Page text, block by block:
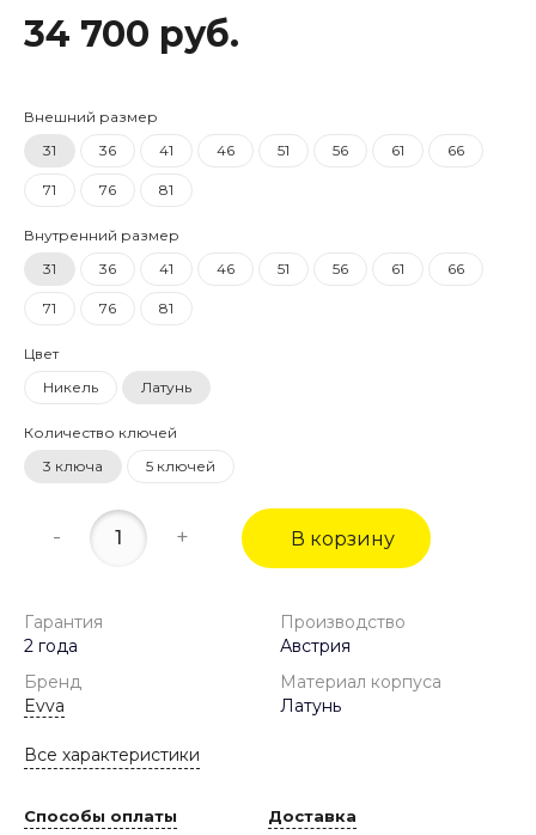
34 700 руб.
Внешний размер
31
36 41 46 51 56 61 66
71 76 81
Внутренний размер
31
36 41 46 51 56 61 66
71 76 81
Цвет
Никель
Латунь
Количество ключей
3 ключа
5 ключей
- + В корзину
Гарантия
2 года
Производство
Австрия
Бренд
Evva
Материал корпуса
Латунь
Все характеристики
Способы оплаты Доставка